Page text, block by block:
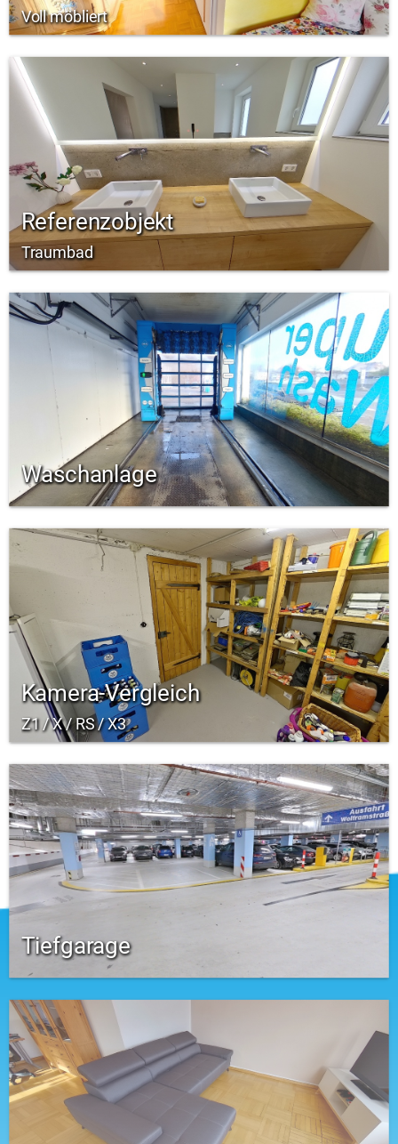
Voll möbliert
Referenzobjekt
Traumbad
Waschanlage
Kamera-Vergleich
Z1 / X / RS / X3
Tiefgarage